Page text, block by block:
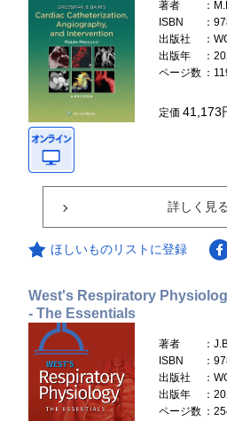
著者
：
ISBN
：
出版社
：
出版年
：
ページ数 ：
定価41,173
詳しく見る
ほしいものリストに登録
West's Respiratory
- The Essentials
著者
：
ISBN
：
出版社
：
出版年
：
ページ数 ：